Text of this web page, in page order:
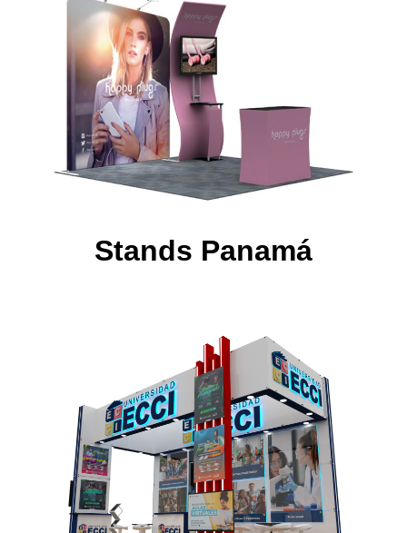
Stands Panamá